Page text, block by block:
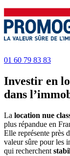
01 60 79 83 83
Investir en
dans
La location nue
plus répandue en
Elle représente près
valeur sûre pour les
qui recherchent